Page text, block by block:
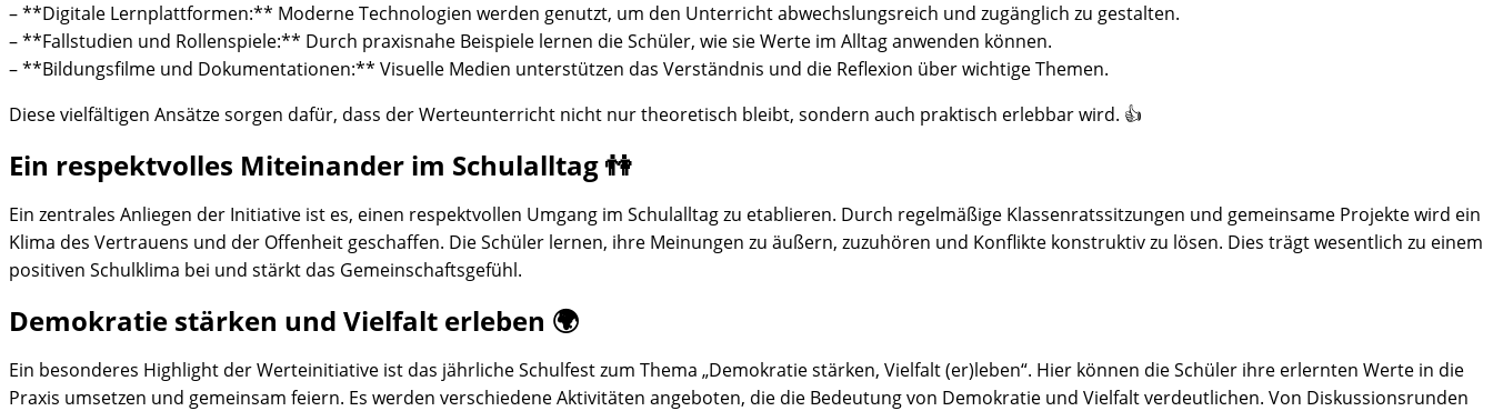
– **Digitale Lernplattformen:** Moderne Technologien werden genutzt, um den Unterricht abwechslungsreich und zugänglich zu gestalten.
– **Fallstudien und Rollenspiele:** Durch praxisnahe Beispiele lernen die Schüler, wie sie Werte im Alltag anwenden können.
– **Bildungsfilme und Dokumentationen:** Visuelle Medien unterstützen das Verständnis und die Reflexion über wichtige Themen.
Diese vielfältigen Ansätze sorgen dafür, dass der Werteunterricht nicht nur theoretisch bleibt, sondern auch praktisch erlebbar wird. 👍
Ein respektvolles Miteinander im Schulalltag 👫
Ein zentrales Anliegen der Initiative ist es, einen respektvollen Umgang im Schulalltag zu etablieren. Durch regelmäßige Klassenratssitzungen und gemeinsame Projekte wird ein
Klima des Vertrauens und der Offenheit geschaffen. Die Schüler lernen, ihre Meinungen zu äußern, zuzuhören und Konflikte konstruktiv zu lösen. Dies trägt wesentlich zu einem
positiven Schulklima bei und stärkt das Gemeinschaftsgefühl.
Demokratie stärken und Vielfalt erleben 🌍
Ein besonderes Highlight der Werteinitiative ist das jährliche Schulfest zum Thema „Demokratie stärken, Vielfalt (er)leben“. Hier können die Schüler ihre erlernten Werte in die
Praxis umsetzen und gemeinsam feiern. Es werden verschiedene Aktivitäten angeboten, die die Bedeutung von Demokratie und Vielfalt verdeutlichen. Von Diskussionsrunden